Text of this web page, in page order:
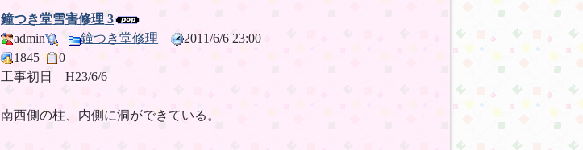
鐘つき堂雪害修理 3
admin
鐘つき堂修理
2011/6/6 23:00
1845
0
工事初日 H23/6/6
南西側の柱、内側に洞ができている。